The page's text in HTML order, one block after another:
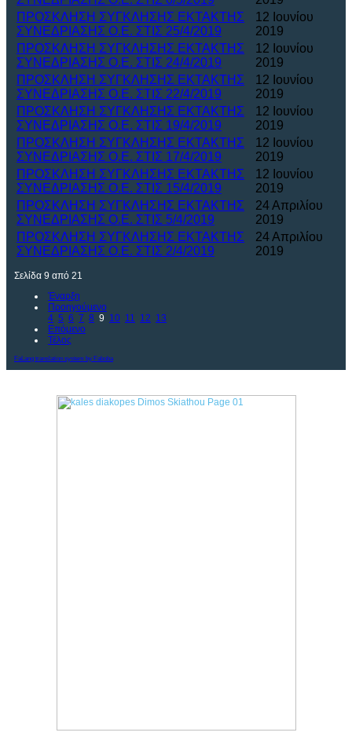
ΠΡΟΣΚΛΗΣΗ ΣΥΓΚΛΗΣΗΣ ΕΚΤΑΚΤΗΣ
ΣΥΝΕΔΡΙΑΣΗΣ Ο.Ε. ΣΤΙΣ 25/4/2019
12 Ιουνίου
2019
ΠΡΟΣΚΛΗΣΗ ΣΥΓΚΛΗΣΗΣ ΕΚΤΑΚΤΗΣ
ΣΥΝΕΔΡΙΑΣΗΣ Ο.Ε. ΣΤΙΣ 24/4/2019
12 Ιουνίου
2019
ΠΡΟΣΚΛΗΣΗ ΣΥΓΚΛΗΣΗΣ ΕΚΤΑΚΤΗΣ
ΣΥΝΕΔΡΙΑΣΗΣ Ο.Ε. ΣΤΙΣ 22/4/2019
12 Ιουνίου
2019
ΠΡΟΣΚΛΗΣΗ ΣΥΓΚΛΗΣΗΣ ΕΚΤΑΚΤΗΣ
ΣΥΝΕΔΡΙΑΣΗΣ Ο.Ε. ΣΤΙΣ 19/4/2019
12 Ιουνίου
2019
ΠΡΟΣΚΛΗΣΗ ΣΥΓΚΛΗΣΗΣ ΕΚΤΑΚΤΗΣ
ΣΥΝΕΔΡΙΑΣΗΣ Ο.Ε. ΣΤΙΣ 17/4/2019
12 Ιουνίου
2019
ΠΡΟΣΚΛΗΣΗ ΣΥΓΚΛΗΣΗΣ ΕΚΤΑΚΤΗΣ
ΣΥΝΕΔΡΙΑΣΗΣ Ο.Ε. ΣΤΙΣ 15/4/2019
12 Ιουνίου
2019
ΠΡΟΣΚΛΗΣΗ ΣΥΓΚΛΗΣΗΣ ΕΚΤΑΚΤΗΣ
ΣΥΝΕΔΡΙΑΣΗΣ Ο.Ε. ΣΤΙΣ 5/4/2019
24 Απριλίου
2019
ΠΡΟΣΚΛΗΣΗ ΣΥΓΚΛΗΣΗΣ ΕΚΤΑΚΤΗΣ
ΣΥΝΕΔΡΙΑΣΗΣ Ο.Ε. ΣΤΙΣ 2/4/2019
24 Απριλίου
2019
Σελίδα 9 από 21
Έναρξη
Προηγούμενο
4 5 6 7 8 9 10 11 12 13
Επόμενο
Τέλος
FaLang translation system by Faboba